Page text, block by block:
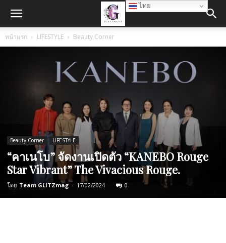
หน้าแรก LIFESTYLE Beauty Corner
Beauty Corner LIFESTYLE
“คาเนโบ” จัดงานเปิดตัว “KANEBO Rouge
Star Vibrant” The Vivacious Rouge.
โดย Team GLITZmag - 17/02/2024 0
ไทย